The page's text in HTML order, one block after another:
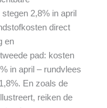
2,8% in april
direct
en
pad: kosten
in april – rundvlees
En zoals de
reiken de